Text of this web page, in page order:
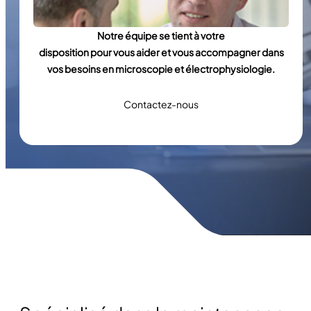
Notre équipe se tient à votre
disposition pour vous aider et vous accompagner dans
vos besoins en microscopie et électrophysiologie.
Contactez-nous